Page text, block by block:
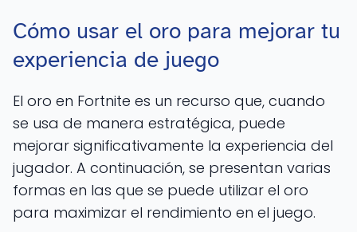
Cómo usar el oro para mejorar tu
experiencia de juego
El oro en Fortnite es un recurso que, cuando
se usa de manera estratégica, puede
mejorar significativamente la experiencia del
jugador. A continuación, se presentan varias
formas en las que se puede utilizar el oro
para maximizar el rendimiento en el juego.